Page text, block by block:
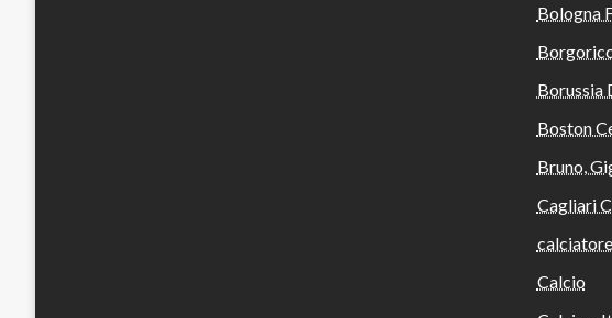
Bologna
Borussia
Boston
Bruno,
Cagliari
calciatore
Calcio